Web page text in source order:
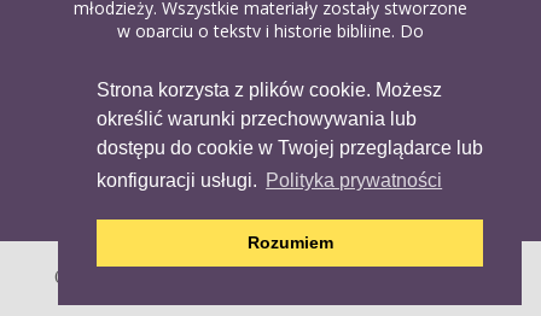
Strona korzysta z plików cookie. Możesz
określić warunki przechowywania lub
dostępu do cookie w Twojej przeglądarce lub
konfiguracji usługi. Polityka prywatności
Rozumiem
młodzieży. Wszystkie materiały zostały stworzone
w oparciu o teksty i historie biblijne. Do
biblijnych. Można je pobierać, drukować i
udostępniać bez żadnych opłat. Materiałów
dostępnych na serwisie nie można wykorzystywać
w celach komercyjnych.
Copyright (c) 2020 Copyright Holder All Rights Reserved.